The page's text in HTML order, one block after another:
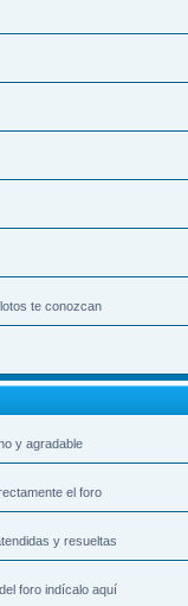
te conozcan
y agradable
el foro
y resueltas
foro indícalo aquí